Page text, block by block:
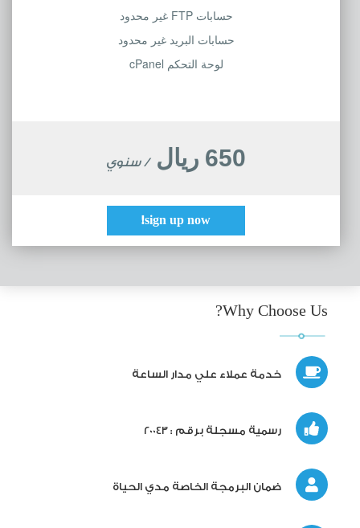
حسابات FTP غير محدود
حسابات البريد غير محدود
لوحة التحكم cPanel
650 ريال / سنوي
sign up now!
Why Choose Us?
خدمة عملاء علي مدار الساعة
رسمية مسجلة برقم : 20043
ضمان البرمجة الخاصة مدي الحياة